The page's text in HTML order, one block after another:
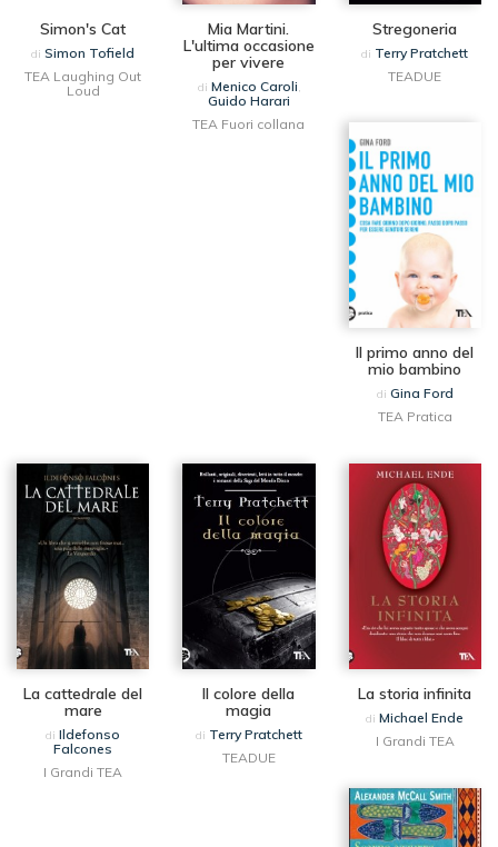
Simon's Cat
diSimon Tofield
TEA Laughing Out
Loud
Mia Martini.
L'ultima occasione
per vivere
di Menico Caroli
Guido Harari
TEA Fuori collana
Stregoneria
di Terry Pratchett
TEADUE
Il primo anno del
mio bambino
di Gina Ford
TEA Pratica
La cattedrale del
mare
di Ildefonso
Falcones
I Grandi TEA
Il colore della
magia
di Terry Pratchett
TEADUE
La storia infinita
di Michael Ende
I Grandi TEA